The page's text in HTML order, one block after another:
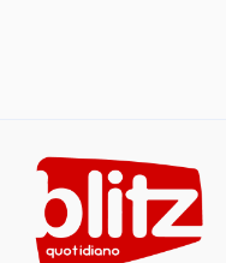
content